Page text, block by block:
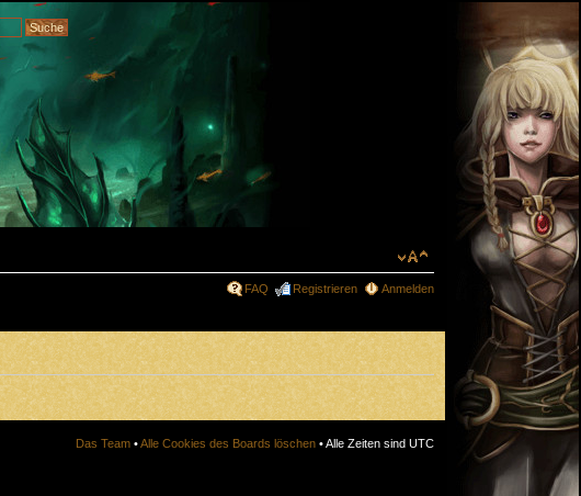
FAQ Registrieren Anmelden
Das Team •Alle Cookies des Boards löschen • Alle Zeiten sind UTC